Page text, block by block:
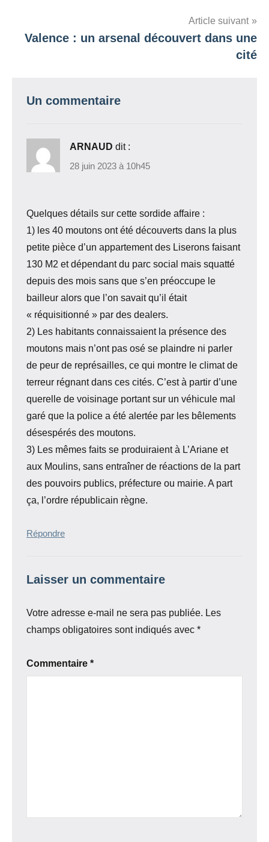
Article suivant
Valence : un arsenal découvert dans une
cité
Un commentaire
ARNAUD dit :
28 juin 2023 à 10h45
Quelques détails sur cette sordide affaire :
1) les 40 moutons ont été découverts dans la plus
petite pièce d’un appartement des Liserons faisant
130 M2 et dépendant du parc social mais squatté
depuis des mois sans que s’en préoccupe le
bailleur alors que l’on savait qu’il était
« réquisitionné » par des dealers.
2) Les habitants connaissaient la présence des
moutons mais n’ont pas osé se plaindre ni parler
de peur de représailles, ce qui montre le climat de
terreur régnant dans ces cités. C’est à partir d’une
querelle de voisinage portant sur un véhicule mal
garé que la police a été alertée par les bêlements
désespérés des moutons.
3) Les mêmes faits se produiraient à L’Ariane et
aux Moulins, sans entraîner de réactions de la part
des pouvoirs publics, préfecture ou mairie. A part
ça, l’ordre républicain règne.
Répondre
Laisser un commentaire
Votre adresse e-mail ne sera pas publiée. Les
champs obligatoires sont indiqués avec *
Commentaire *